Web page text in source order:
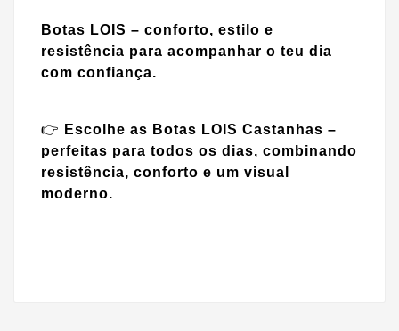
Botas LOIS – conforto, estilo e
resistência para acompanhar o teu dia
com confiança.
👉 Escolhe as Botas LOIS Castanhas –
perfeitas para todos os dias, combinando
resistência, conforto e um visual
moderno.